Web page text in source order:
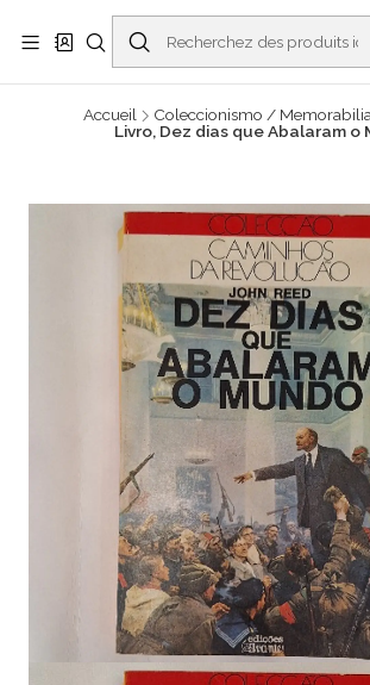
Buscantiguidades - Leilões. Colecionismo e
Castelo -
En savoir plus
Accueil Coleccionismo / Memorabilia
Livro, Dez dias que Abalaram o